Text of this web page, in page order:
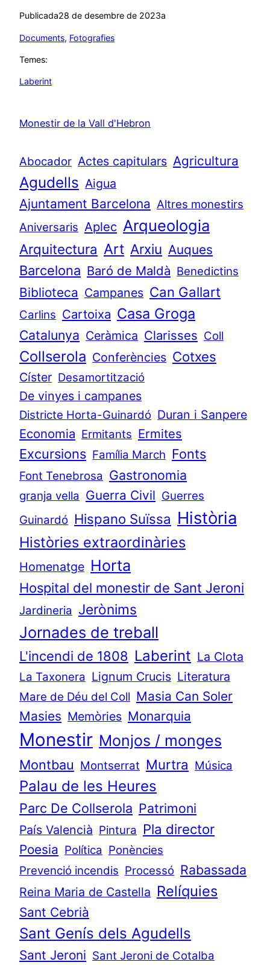
Publicada28 de desembre de 2023a
Documents, Fotografies
Temes:
Laberint
Monestir de la Vall d'Hebron
Abocador Actes capitulars Agricultura
Agudells Aigua
Ajuntament Barcelona Altres monestirs
Aniversaris Aplec Arqueologia
Arquitectura Art Arxiu Auques
Barcelona Baró de Maldà Benedictins
Biblioteca Campanes Can Gallart
Carlins Cartoixa Casa Groga
Catalunya Ceràmica Clarisses Coll
Collserola Conferències Cotxes
Císter Desamortització
De vinyes i campanes
Districte Horta-Guinardó Duran i Sanpere
Economia Ermitants Ermites
Excursions Família March Fonts
Font Tenebrosa Gastronomia
granja vella Guerra Civil Guerres
Guinardó Hispano Suïssa Història
Històries extraordinàries
Homenatge Horta
Hospital del monestir de Sant Jeroni
Jardineria Jerònims
Jornades de treball
L'incendi de 1808 Laberint La Clota
La Taxonera Lignum Crucis Literatura
Mare de Déu del Coll Masia Can Soler
Masies Memòries Monarquia
Monestir Monjos / monges
Montbau Montserrat Murtra Música
Palau de les Heures
Parc De Collserola Patrimoni
País Valencià Pintura Pla director
Poesia Política Ponències
Prevenció incendis Processó Rabassada
Reina Maria de Castella Relíquies
Sant Cebrià
Sant Genís dels Agudells
Sant Jeroni Sant Jeroni de Cotalba